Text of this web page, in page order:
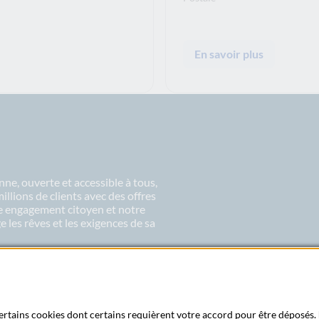
En savoir plus
ouverte et accessible à tous,
de clients avec des offres
engagement citoyen et notre
rêves et les exigences de sa
cookies dont certains requièrent votre accord pour être déposés.